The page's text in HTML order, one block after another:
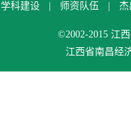
学科建设 师资队伍 杰
©2002-2015
江西省南昌